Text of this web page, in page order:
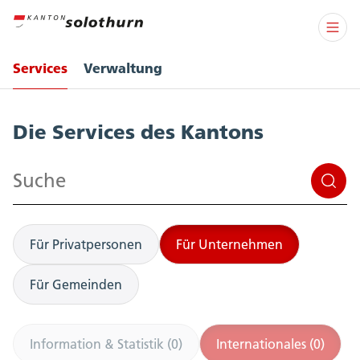
Services Verwaltung
Die Services des Kantons
Suchen
Für Privatpersonen Für Unternehmen
Für Gemeinden
Information & Statistik (0) Internationales (0)